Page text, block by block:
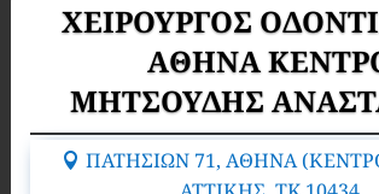
ΧΕΙΡΟΥΡΓΟΣ
ΑΘΗΝΑ
ΜΗΤΣΟΥΔΗΣ
ΠΑΤΗΣΙΩΝ 71, ΑΘΗΝΑ